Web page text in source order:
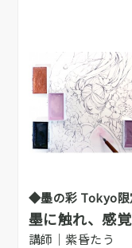
◆墨の彩 Tokyo限
墨に触れ、感
講師｜紫昏たう